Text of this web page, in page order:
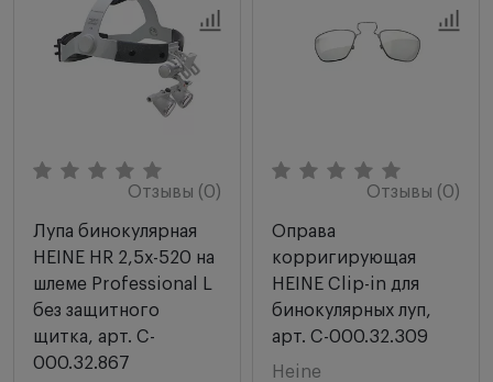
Отзывы (0)
Лупа бинокулярная
HEINE HR 2,5х-520 на
шлеме Professional L
без защитного
щитка, арт. C-
000.32.867
Отзывы (0)
Оправа
корригирующая
HEINE Clip-in для
бинокулярных луп,
арт. C-000.32.309
Heine